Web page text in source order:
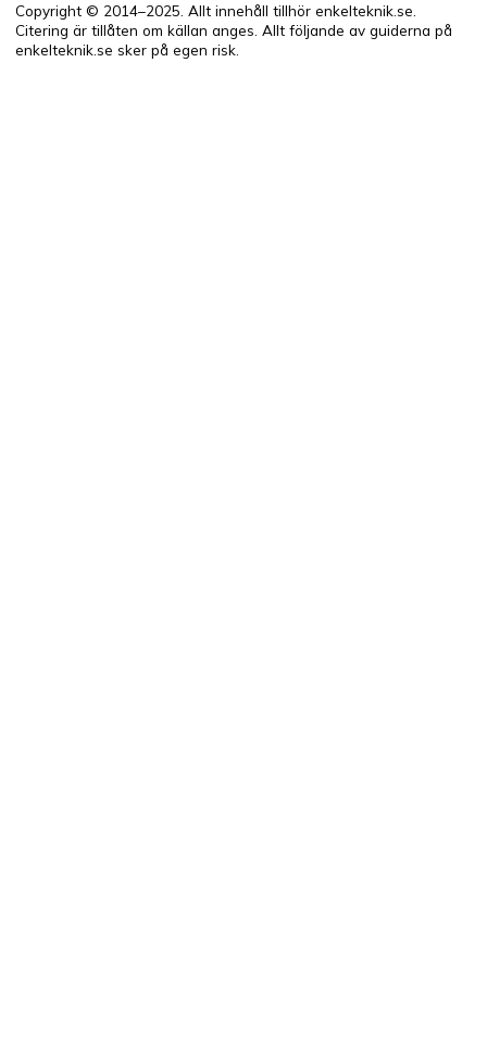
Copyright © 2014–2025. Allt innehåll tillhör enkelteknik.se.
Citering är tillåten om källan anges. Allt följande av guiderna på
enkelteknik.se sker på egen risk.